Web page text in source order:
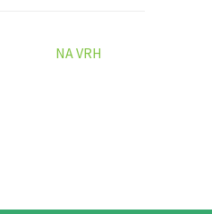
NA VRH